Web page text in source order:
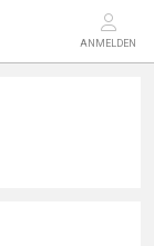
ANMELDEN